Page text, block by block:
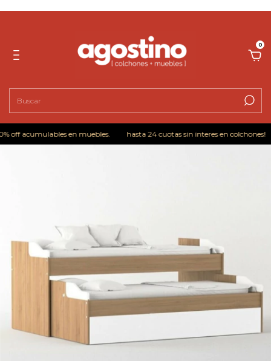
0
off acumulables en muebles. hasta 24 cuotas sin interes en colchones!